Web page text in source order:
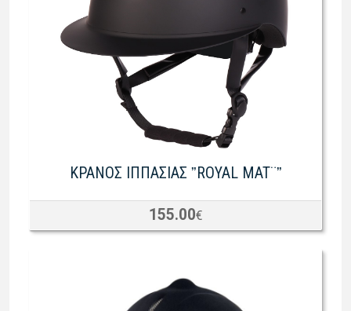
ΚΡΑΝΟΣ ΙΠΠΑΣΙΑΣ ˮROYAL MAT¨ˮ
155.00€